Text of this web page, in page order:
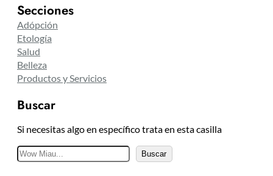
Secciones
Adópción
Etología
Salud
Belleza
Productos y Servicios
Buscar
Si necesitas algo en específico trata en esta casilla
u
Buscar